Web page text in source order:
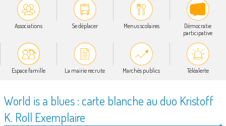
Associations Se déplacer Menus scolaires
Démocratie
participative
Espace famille La mairie recrute Marchés publics Téléalerte
World is a blues : carte blanche au duo Kristoff
K. Roll Exemplaire